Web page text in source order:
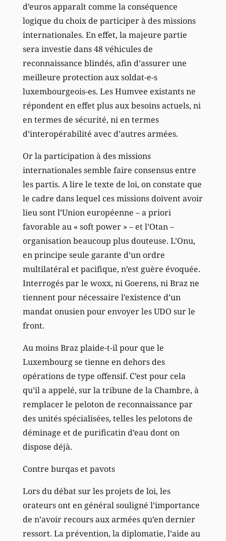
d’euros apparaît comme la conséquence
logique du choix de participer à des missions
internationales. En effet, la majeure partie
sera investie dans 48 véhicules de
reconnaissance blindés, afin d’assurer une
meilleure protection aux soldat-e-s
luxembourgeois-es. Les Humvee existants ne
répondent en effet plus aux besoins actuels, ni
en termes de sécurité, ni en termes
d’interopérabilité avec d’autres armées.
Or la participation à des missions
internationales semble faire consensus entre
les partis. A lire le texte de loi, on constate que
le cadre dans lequel ces missions doivent avoir
lieu sont l’Union européenne – a priori
favorable au « soft power » – et l’Otan –
organisation beaucoup plus douteuse. L’Onu,
en principe seule garante d’un ordre
multilatéral et pacifique, n’est guère évoquée.
Interrogés par le woxx, ni Goerens, ni Braz ne
tiennent pour nécessaire l’existence d’un
mandat onusien pour envoyer les UDO sur le
front.
Au moins Braz plaide-t-il pour que le
Luxembourg se tienne en dehors des
opérations de type offensif. C’est pour cela
qu’il a appelé, sur la tribune de la Chambre, à
remplacer le peloton de reconnaissance par
des unités spécialisées, telles les pelotons de
déminage et de purificatin d’eau dont on
dispose déjà.
Contre burqas et pavots
Lors du débat sur les projets de loi, les
orateurs ont en général souligné l’importance
de n’avoir recours aux armées qu’en dernier
ressort. La prévention, la diplomatie, l’aide au